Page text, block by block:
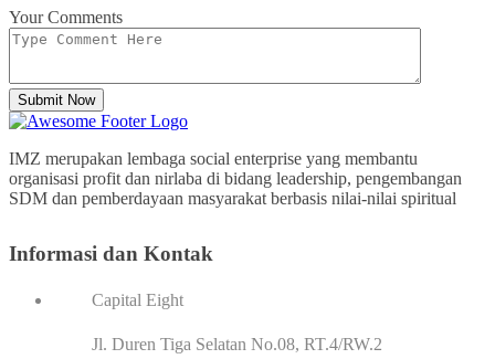
Your Comments
Submit Now
IMZ merupakan lembaga social enterprise yang membantu
organisasi profit dan nirlaba di bidang leadership, pengembangan
SDM dan pemberdayaan masyarakat berbasis nilai-nilai spiritual
Informasi dan Kontak
Capital Eight
Jl. Duren Tiga Selatan No.08, RT.4/RW.2